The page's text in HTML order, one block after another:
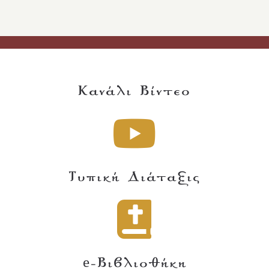
Κανάλι Βίντεο
Τυπική Διάταξις
e-Βιβλιοθήκη